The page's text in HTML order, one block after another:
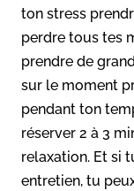
ton stress
perdre tous tes
prendre de
sur le moment
pendant ton
réserver 2 à 3
relaxation. Et si
entretien, tu